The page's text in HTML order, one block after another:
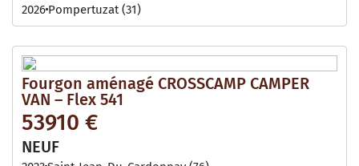
2026 Pompertuzat (31)
Fourgon aménagé CROSSCAMP CAMPER
VAN – Flex 541
53910 €
NEUF